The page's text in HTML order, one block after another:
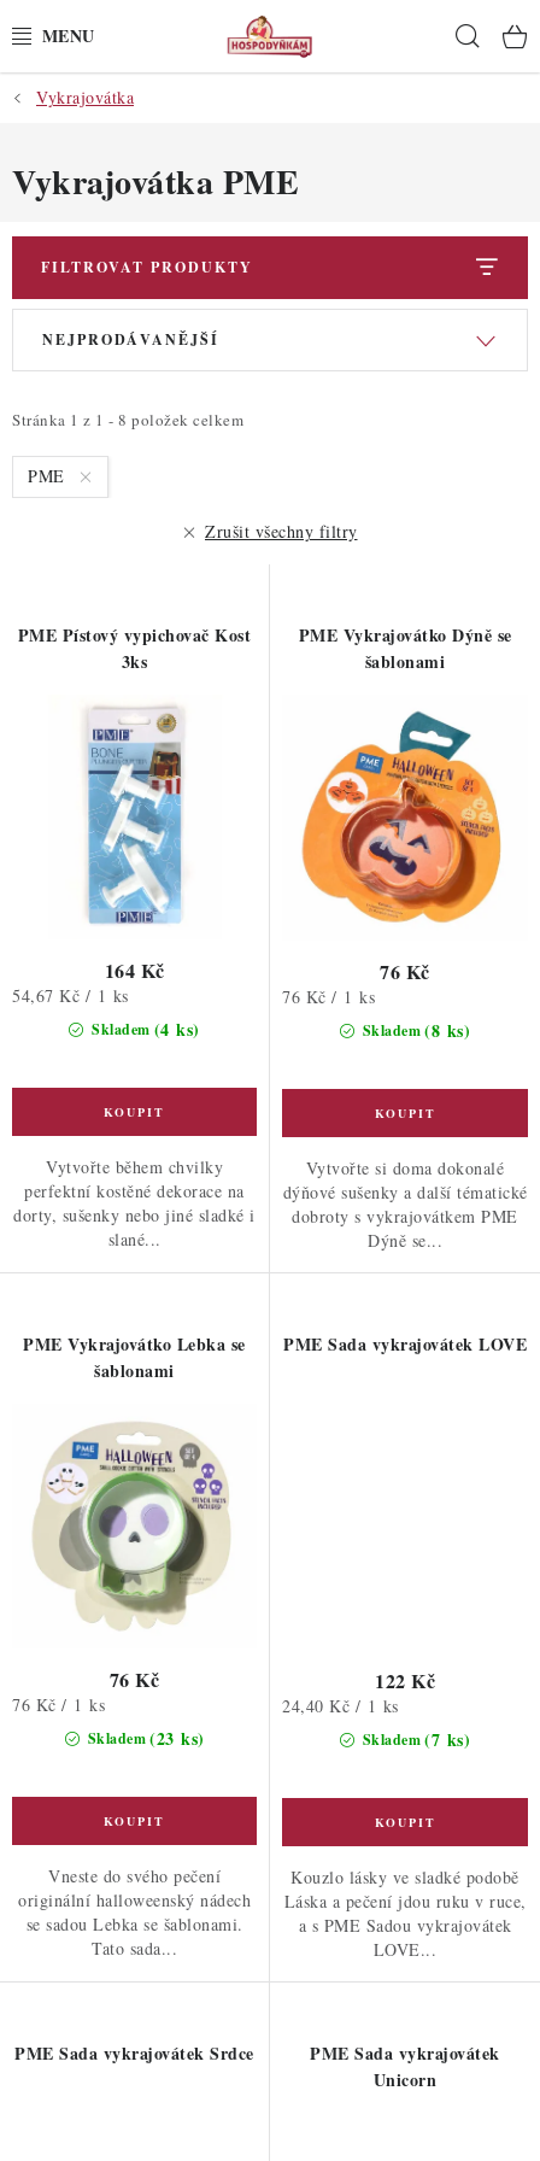
na
POTŘEBY
POMŮCKY
PRO OSLAVY
DO KUCHYNĚ
POCHUTINY
TÉMATICKÉ PRODUKTY
PROFI BALENÍ
NOVÉ ZBOŽÍ
ZNAČKY
Nepřevzetí zásilky na dobírku
Obchodní podmínky
Hodnocení obchodu
Podmínky ochrany osobních údajů
Vykrajovátka
Vykrajovátka PME
FILTROVAT PRODUKTY
V
i
s
p
u
Stránka 1 z 1 - 8 položek celkem
Ř
e
n
í
d
NEJPRODÁVANĚJŠÍ
PME
Zrušit všechny filtry
PME Pístový vypichovač Kost
3ks
Skladem (4 ks)
164 Kč
Měrná
54,67 Kč / 1 ks
Vytvořte během chvilky
perfektní kostěné dekorace na
dorty, sušenky nebo jiné sladké i
slané...
PME Vykrajovátko Dýně se
šablonami
Skladem(8 ks)
76 Kč
Měrná
76 Kč / 1 ks
Vytvořte si doma dokonalé
dýňové sušenky a další tématické
dobroty s vykrajovátkem PME
Dýně se...
PME Vykrajovátko Lebka se
šablonami
Skladem(23 ks)
76 Kč
Měrná
76 Kč / 1 ks
Vneste do svého pečení
originální halloweenský nádech
se sadou Lebka se šablonami.
Tato sada...
PME Sada vykrajovátek LOVE
Skladem(7 ks)
122 Kč
Měrná
24,40 Kč / 1 ks
Kouzlo lásky ve sladké podobě
Láska a pečení jdou ruku v ruce,
a s PME Sadou vykrajovátek
LOVE...
PME Sada vykrajovátek Srdce
PME Sada vykrajovátek
Unicorn